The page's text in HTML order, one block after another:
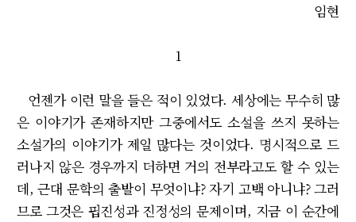
임현
1
언젠가 이런 말을 들은 적이 있었다. 세상에는 무수히 많
은 이야기가 존재하지만 그중에서도 소설을 쓰지 못하는
소설가의 이야기가 제일 많다는 것이었다. 명시적으로 드
러나지 않은 경우까지 더하면 거의 전부라고도 할 수 있는
데, 근대 문학의 출발이 무엇이냐? 자기 고백 아니냐? 그러
므로 그것은 핍진성과 진정성의 문제이며, 지금 이 순간에